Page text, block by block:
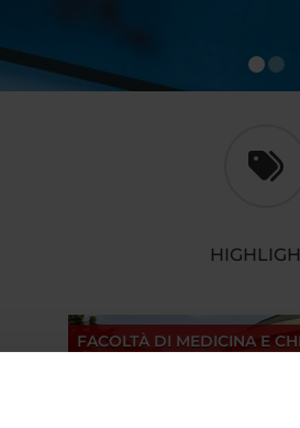
1 2
FACOLTÀ DI MEDICINA E